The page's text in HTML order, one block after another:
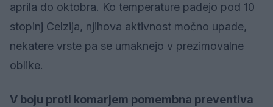
aprila do oktobra. Ko temperature padejo pod 10
stopinj Celzija, njihova aktivnost močno upade,
nekatere vrste pa se umaknejo v prezimovalne
oblike.
V boju proti komarjem pomembna preventiva